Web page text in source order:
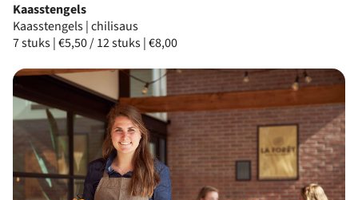
Kaasstengels
Kaasstengels | chilisaus
7 stuks | €5,50 / 12 stuks | €8,00